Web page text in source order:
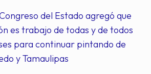
del Estado agregó que
es trabajo de todas y de todos
para continuar pintando de
y Tamaulipas